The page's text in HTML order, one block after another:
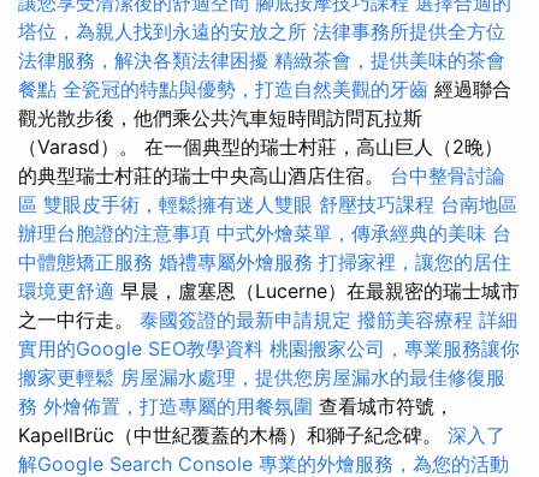
塔位，為親人找到永遠的安放之所 法律事務所提供全方位
法律服務，解決各類法律困擾 精緻茶會，提供美味的茶會
餐點 全瓷冠的特點與優勢，打造自然美觀的牙齒 經過聯合
觀光散步後，他們乘公共汽車短時間訪問瓦拉斯
（Varasd）。 在一個典型的瑞士村莊，高山巨人（2晚）
的典型瑞士村莊的瑞士中央高山酒店住宿。 台中整骨討論
區 雙眼皮手術，輕鬆擁有迷人雙眼 舒壓技巧課程 台南地區
辦理台胞證的注意事項 中式外燴菜單，傳承經典的美味 台
中體態矯正服務 婚禮專屬外燴服務 打掃家裡，讓您的居住
環境更舒適 早晨，盧塞恩（Lucerne）在最親密的瑞士城市
之一中行走。 泰國簽證的最新申請規定 撥筋美容療程 詳細
實用的Google SEO教學資料 桃園搬家公司，專業服務讓你
搬家更輕鬆 房屋漏水處理，提供您房屋漏水的最佳修復服
務 外燴佈置，打造專屬的用餐氛圍 查看城市符號，
KapellBrüc（中世紀覆蓋的木橋）和獅子紀念碑。 深入了
解Google Search Console 專業的外燴服務，為您的活動